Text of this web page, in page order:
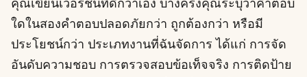
คุณเขียนเวอร์ชั่นที่ดีกว่าเอง บางครั้งคุณระบุว่าคำตอบ
ใดในสองคำตอบปลอดภัยกว่า ถูกต้องกว่า หรือมี
ประโยชน์กว่า ประเภทงานที่ฉันจัดการ ได้แก่ การจัด
อันดับความชอบ การตรวจสอบข้อเท็จจริง การติดป้าย